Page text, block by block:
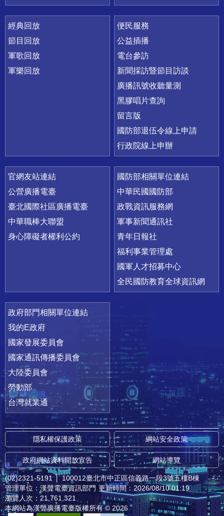
經典回放
節目回放
軍歌回放
軍樂回放
便民服務
公益插播
電台參訪
新聞採訪暨節目訪談
廣播訊號收聽量測
黑膠唱片查詢
留言版
國防部退伍令線上申請
行政院線上申辦
官網友站連結
公營廣播電臺
臺北國際社區廣播電臺
中華職棒大聯盟
身心障礙者權利公約
國防部相關單位連結
中華民國國防部
政戰資訊服務網
軍事新聞通訊社
青年日報社
福利事業管理處
國軍人才招募中心
全民國防教育全球資訊網
政府部門相關單位連結
我的E政府
國家發展委員會
國家通訊傳播委員會
大陸委員會
勞動部
台灣就業通
隱私權保護政策 網站安全政策
政府網站資料開放宣告 網站導覽
(02)2321-5191 │ 100012臺北市中正區信義路一段3號五樓B棟
管理單位：漢聲電臺資訊部門 更新時間：2026/08/10 01:19
瀏覽人次：21,761,321
本網站為漢聲廣播電臺版權所有 © 2026